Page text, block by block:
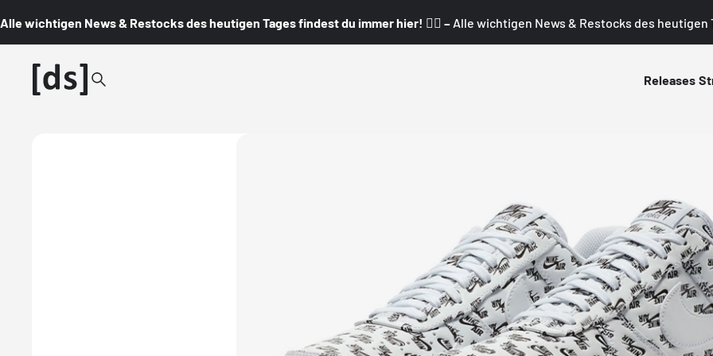
Alle wichtigen News & Restocks des heutigen Tages findest du immer hier! 👇🏼 – Alle wichtigen News & Restocks des heutigen
Releases